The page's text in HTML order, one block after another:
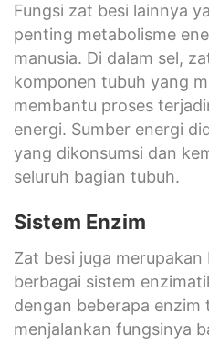
Fungsi zat besi lainnya
penting metabolisme
manusia. Di dalam sel,
komponen tubuh yang
membantu proses
energi. Sumber energi
yang dikonsumsi dan
seluruh bagian tubuh.
Sistem Enzim
Zat besi juga
berbagai sistem
dengan beberapa enzim
menjalankan fungsinya